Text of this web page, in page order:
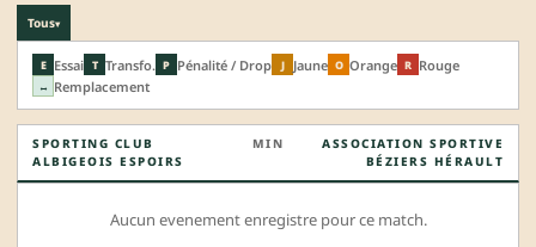
Tous▾
E Essai T Transfo. P Pénalité / Drop J Jaune O Orange R Rouge
↔ Remplacement
SPORTING CLUB
ALBIGEOIS ESPOIRS
MIN
ASSOCIATION SPORTIVE
BÉZIERS HÉRAULT
Aucun evenement enregistre pour ce match.